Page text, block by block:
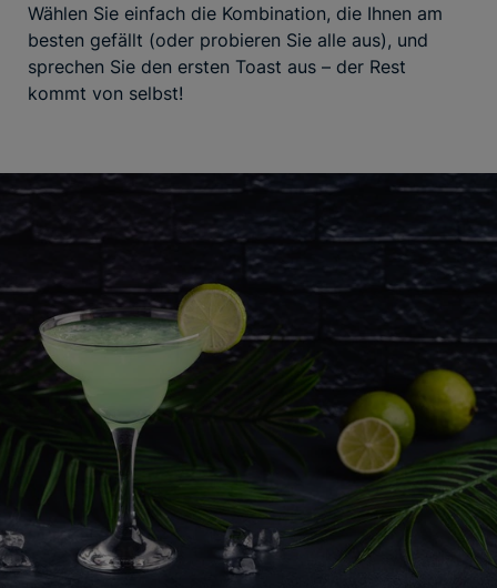
Wählen Sie einfach die Kombination, die Ihnen am
besten gefällt (oder probieren Sie alle aus), und
sprechen Sie den ersten Toast aus – der Rest
kommt von selbst!